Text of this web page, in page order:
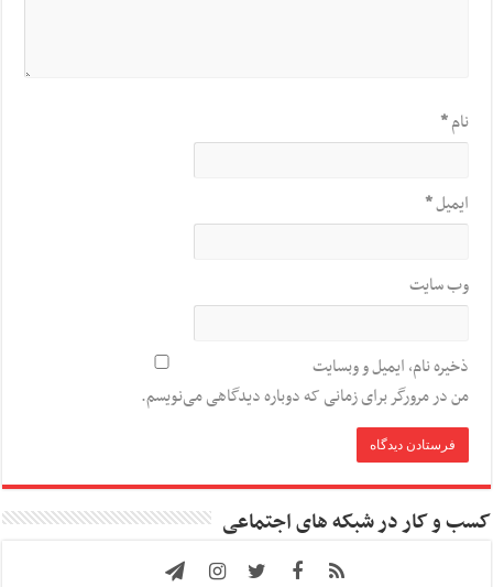
نام*
ایمیل*
وب‌ سایت
ذخیره نام، ایمیل و وبسایت
من در مرورگر برای زمانی که دوباره دیدگاهی می‌نویسم.
کسب و کار در شبکه های اجتماعی